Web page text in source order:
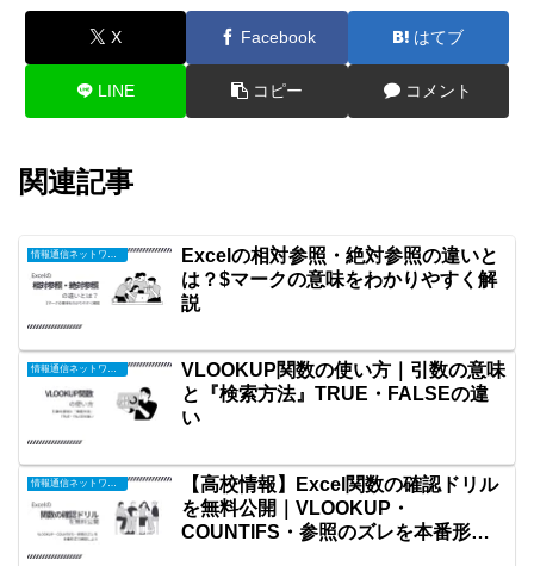
X Facebook はてブ
LINE コピー コメント
関連記事
情報通信ネットワークとデータの活用
Excelの相対参照・絶対参照の違いと
は？$マークの意味をわかりやすく解
説
情報通信ネットワークとデータの活用
VLOOKUP関数の使い方｜引数の意味
と『検索方法』TRUE・FALSEの違
い
情報通信ネットワークとデータの活用
【高校情報】Excel関数の確認ドリル
を無料公開｜VLOOKUP・
COUNTIFS・参照のズレを本番形式